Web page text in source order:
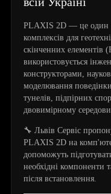
PLAXIS 2D — це один
комплексів для
скінченних
використовується
конструкторами,
моделювання
тунелів, підпірних
двовимірному
🔧 Львів Сервіс
PLAXIS 2D на
допоможуть
необхідні компоненти
після встановлення.